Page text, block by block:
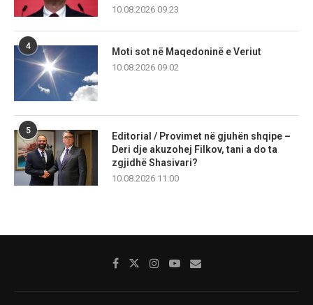
10.08.2026 09:23
4
Moti sot në Maqedoninë e Veriut
10.08.2026 09:02
5
Editorial / Provimet në gjuhën shqipe –
Deri dje akuzohej Filkov, tani a do ta
zgjidhë Shasivari?
10.08.2026 11:00